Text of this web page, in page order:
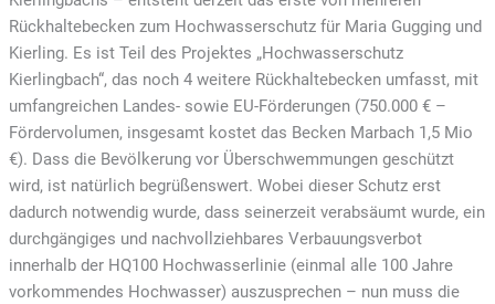
Rückhaltebecken zum Hochwasserschutz für Maria Gugging und
Kierling. Es ist Teil des Projektes „Hochwasserschutz
Kierlingbach“, das noch 4 weitere Rückhaltebecken umfasst, mit
umfangreichen Landes- sowie EU-Förderungen (750.000 € –
Fördervolumen, insgesamt kostet das Becken Marbach 1,5 Mio
€). Dass die Bevölkerung vor Überschwemmungen geschützt
wird, ist natürlich begrüßenswert. Wobei dieser Schutz erst
dadurch notwendig wurde, dass seinerzeit verabsäumt wurde, ein
durchgängiges und nachvollziehbares Verbauungsverbot
innerhalb der HQ100 Hochwasserlinie (einmal alle 100 Jahre
vorkommendes Hochwasser) auszusprechen – nun muss die